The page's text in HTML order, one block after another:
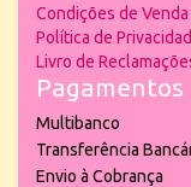
Condições de Venda
Política de
Livro de
Pagamentos
Multibanco
Transferência
Envio à Cobrança